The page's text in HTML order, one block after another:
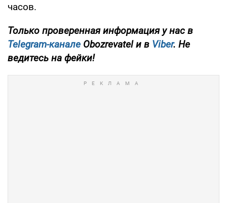
часов.
Только проверенная информация у нас в
Telegram-канале Obozrevatel и в Viber. Не
ведитесь на фейки!